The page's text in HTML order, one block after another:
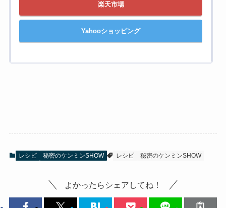
楽天市場
Yahooショッピング
レシピ 秘密のケンミンSHOW レシピ 秘密のケンミンSHOW
よかったらシェアしてね！